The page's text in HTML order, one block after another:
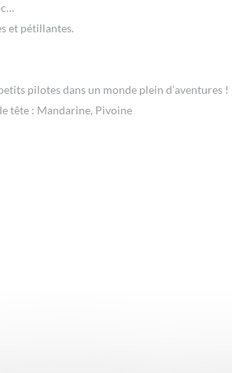
et pétillantes.
pilotes dans un monde plein d’aventures !
tête : Mandarine, Pivoine